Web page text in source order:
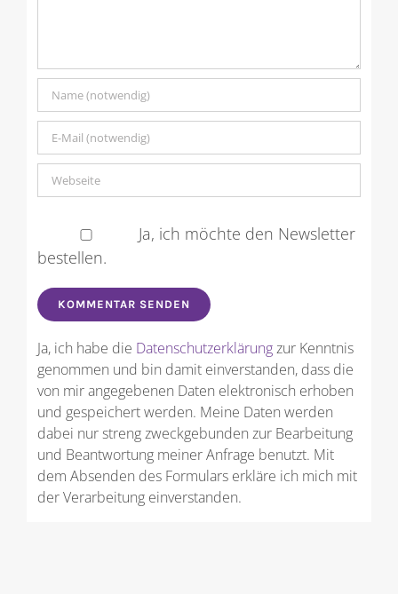
Ja, ich habe dieDatenschutzerklärungzur Kenntnis
genommen und bin damit einverstanden, dass die
von mir angegebenen Daten elektronisch erhoben
und gespeichert werden. Meine Daten werden
dabei nur streng zweckgebunden zur Bearbeitung
und Beantwortung meiner Anfrage benutzt. Mit
dem Absenden des Formulars erkläre ich mich mit